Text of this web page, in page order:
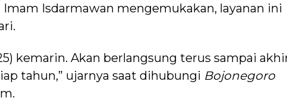
Isdarmawan mengemukakan, layanan ini
kemarin. Akan berlangsung terus sampai
tahun,” ujarnya saat dihubungi Bojonegoro